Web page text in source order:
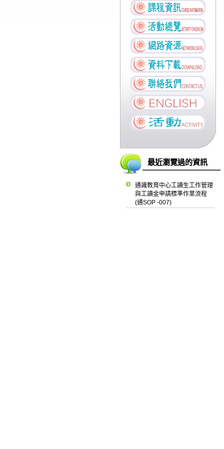
最近瀏覽過的資訊
通識教育中心工讀生工作管理
與工讀金申請標準作業流程
(通SOP -007)